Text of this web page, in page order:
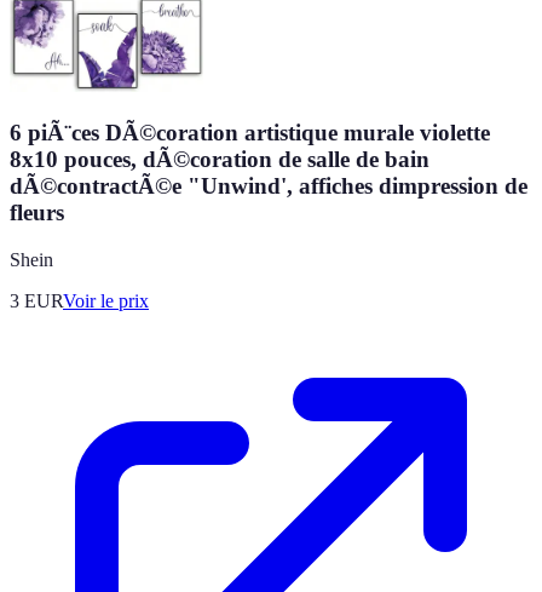
6 piÃ¨ces DÃ©coration artistique murale violette
8x10 pouces, dÃ©coration de salle de bain
dÃ©contractÃ©e "Unwind', affiches dimpression de
fleurs
Shein
3 EURVoir le prix